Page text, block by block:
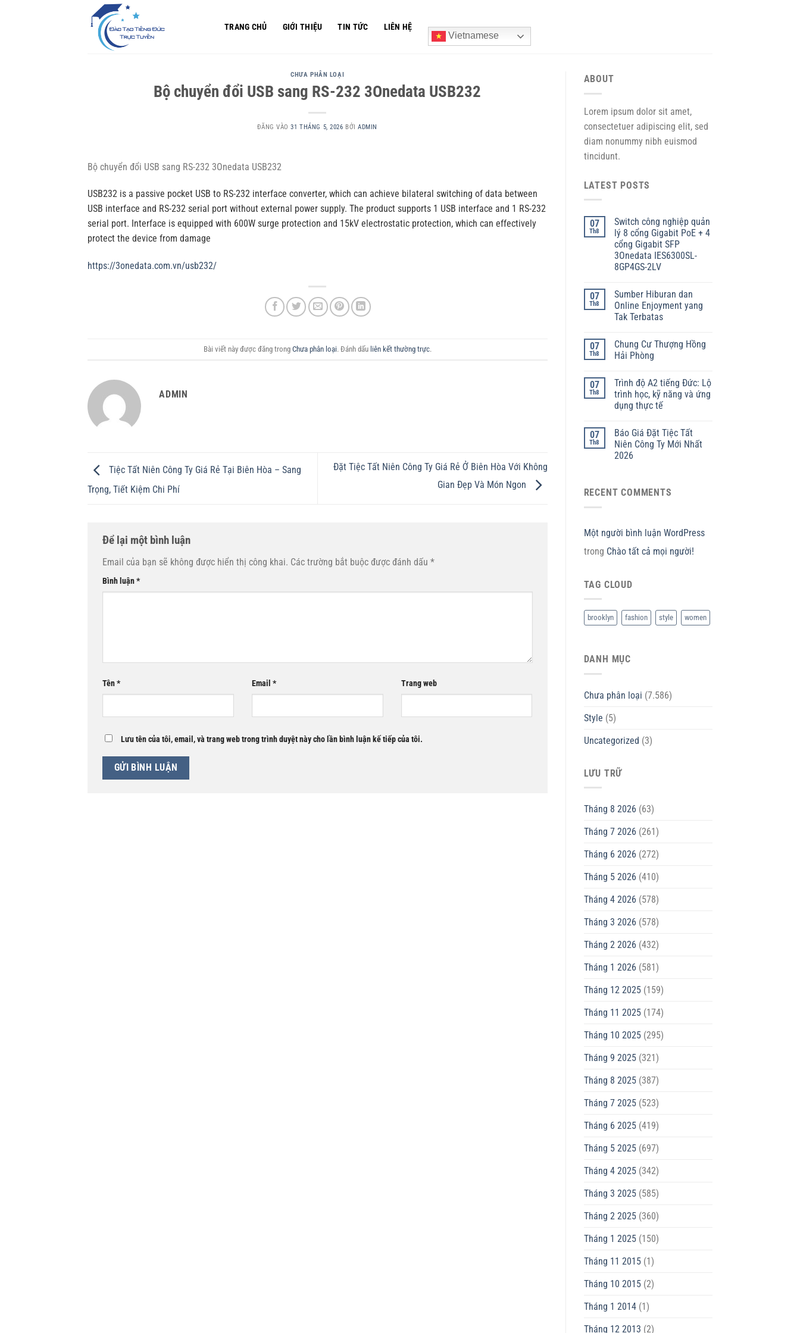
TRANG CHỦ GIỚI THIỆU TIN TỨC
LIÊN HỆ
Vietnamese
CHƯA PHÂN LOẠI
Bộ chuyển đổi USB sang RS-232 3Onedata USB232
ĐĂNG VÀO31 THÁNG 5, 2026 BỞIADMIN
Bộ chuyển đổi USB sang RS-232 3Onedata USB232
USB232 is a passive pocket USB to RS-232 interface converter, which can achieve bilateral switching of data between
USB interface and RS-232 serial port without external power supply. The product supports 1 USB interface and 1 RS-232
serial port. Interface is equipped with 600W surge protection and 15kV electrostatic protection, which can effectively
protect the device from damage
https://3onedata.com.vn/usb232/
Bài viết này được đăng trong Chưa phân loại. Đánh dấu liên kết thường trực.
ADMIN
Tiệc Tất Niên Công Ty Giá Rẻ Tại Biên Hòa – Sang
Trọng, Tiết Kiệm Chi Phí
Đặt Tiệc Tất Niên Công Ty Giá Rẻ Ở Biên Hòa Với Không
Gian Đẹp Và Món Ngon
Để lại một bình luận
Email của bạn sẽ không được hiển thị công khai. Các trường bắt buộc được đánh dấu *
Bình luận*
Tên* Email * Trang web
Lưu tên của tôi, email, và trang web trong trình duyệt này cho lần bình luận kế tiếp của tôi.
ABOUT
Lorem ipsum dolor sit amet,
consectetuer adipiscing elit, sed
diam nonummy nibh euismod
tincidunt.
LATEST POSTS
07
Th8
Switch công nghiệp quản
lý 8 cổng Gigabit PoE + 4
cổng Gigabit SFP
3Onedata IES6300SL-
8GP4GS-2LV
07
Th8
Sumber Hiburan dan
Online Enjoyment yang
Tak Terbatas
07
Th8
Chung Cư Thượng Hồng
Hải Phòng
07
Th8
Trình độ A2 tiếng Đức: Lộ
trình học, kỹ năng và ứng
dụng thực tế
07
Th8
Báo Giá Đặt Tiệc Tất
Niên Công Ty Mới Nhất
2026
RECENT COMMENTS
Một người bình luận WordPress
trong Chào tất cả mọi người!
TAG CLOUD
brooklyn fashion style women
DANH MỤC
Chưa phân loại (7.586)
Style (5)
Uncategorized (3)
LƯU TRỮ
Tháng 8 2026 (63)
Tháng 7 2026 (261)
Tháng 6 2026 (272)
Tháng 5 2026 (410)
Tháng 4 2026 (578)
Tháng 3 2026 (578)
Tháng 2 2026 (432)
Tháng 1 2026 (581)
Tháng 12 2025(159)
Tháng 11 2025(174)
Tháng 10 2025(295)
Tháng 9 2025(321)
Tháng 8 2025(387)
Tháng 7 2025(523)
Tháng 6 2025(419)
Tháng 5 2025(697)
Tháng 4 2025(342)
Tháng 3 2025(585)
Tháng 2 2025(360)
Tháng 1 2025(150)
Tháng 11 2015(1)
Tháng 10 2015(2)
Tháng 1 2014(1)
Tháng 12 2013 (2)